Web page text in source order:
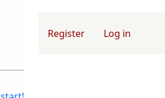
User account menu
Register Log in